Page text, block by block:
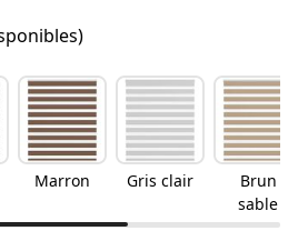
Marron Gris clair
Brun
sable